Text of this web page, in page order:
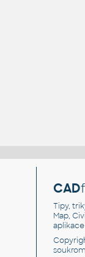
CAD
Tipy,
Map,